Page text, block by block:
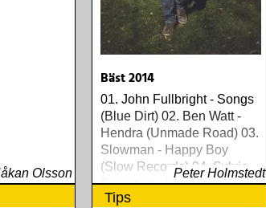
Olsson
Bäst 2014
01. John Fullbright - Songs
(Blue Dirt) 02. Ben Watt -
Hendra (Unmade Road) 03.
Slowman - Happy Boy
(Slow Records) 04. Sylvie
Simmons - Sylvie (Light In
The Attic) 05. Ethan Johns -
Peter Holmstedt
Tips